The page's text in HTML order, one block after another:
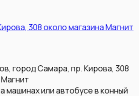
308 около магазина Магнит
город Самара, пр. Кирова, 308
машинах или автобусе в конный